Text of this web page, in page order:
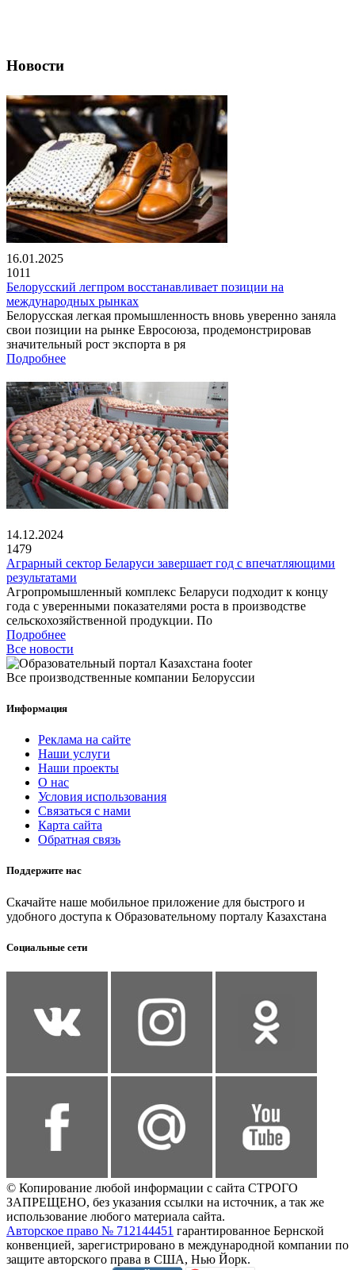
Новости
16.01.2025
1011
Белорусский легпром восстанавливает позиции на
международных рынках
Белорусская легкая промышленность вновь уверенно заняла
свои позиции на рынке Евросоюза, продемонстрировав
значительный рост экспорта в ря
Подробнее
14.12.2024
1479
Аграрный сектор Беларуси завершает год с впечатляющими
результатами
Агропромышленный комплекс Беларуси подходит к концу
года с уверенными показателями роста в производстве
сельскохозяйственной продукции. По
Подробнее
Все новости
Все производственные компании Белоруссии
Информация
Реклама на сайте
Наши услуги
Наши проекты
О нас
Условия использования
Связаться с нами
Карта сайта
Обратная связь
Поддержите нас
Скачайте наше мобильное приложение для быстрого и
удобного доступа к Образовательному порталу Казахстана
Социальные сети
© Копирование любой информации с сайта СТРОГО
ЗАПРЕЩЕНО, без указания ссылки на источник, а так же
использование любого материала сайта.
Авторское право № 712144451 гарантированное Бернской
конвенцией, зарегистрировано в международной компании по
защите авторского права в США, Нью Йорк.